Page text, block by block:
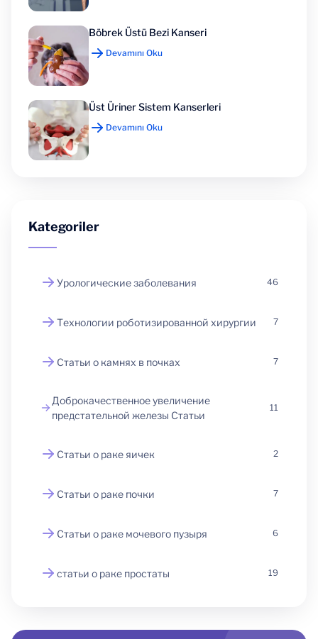
Böbrek Üstü Bezi Kanseri
Devamını Oku
Üst Üriner Sistem Kanserleri
Devamını Oku
Kategoriler
Урологические заболевания 46
Технологии роботизированной хирургии 7
Статьи о камнях в почках 7
Доброкачественное увеличение
предстательной железы Статьи
11
Статьи о раке яичек 2
Статьи о раке почки 7
Статьи о раке мочевого пузыря 6
статьи о раке простаты 19